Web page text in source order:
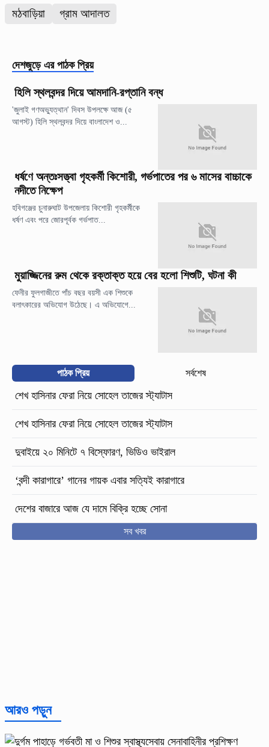
মঠবাড়িয়া গ্রাম আদালত
দেশজুড়ে এর পাঠক প্রিয়
হিলি স্থলবন্দর দিয়ে আমদানি-রপ্তানি বন্ধ
'জুলাই গণঅভ্যুত্থান' দিবস উপলক্ষে আজ (৫
আগস্ট) হিলি স্থলবন্দর দিয়ে বাংলাদেশ ও...
ধর্ষণে অন্তঃসত্ত্বা গৃহকর্মী কিশোরী, গর্ভপাতের পর ৬ মাসের বাচ্চাকে
নদীতে নিক্ষেপ
হবিগঞ্জের চুনারুঘাট উপজেলায় কিশোরী গৃহকর্মীকে
ধর্ষণ এবং পরে জোরপূর্বক গর্ভপাত...
মুয়াজ্জিনের রুম থেকে রক্তাক্ত হয়ে বের হলো শিশুটি, ঘটনা কী
ফেনীর ফুলগাজীতে পাঁচ বছর বয়সী এক শিশুকে
বলাৎকারের অভিযোগ উঠেছে। এ অভিযোগে...
পাঠক প্রিয় সর্বশেষ
শেখ হাসিনার ফেরা নিয়ে সোহেল তাজের স্ট্যাটাস
শেখ হাসিনার ফেরা নিয়ে সোহেল তাজের স্ট্যাটাস
দুবাইয়ে ২০ মিনিটে ৭ বিস্ফোরণ, ভিডিও ভাইরাল
‘বন্দী কারাগারে’ গানের গায়ক এবার সত্যিই কারাগারে
দেশের বাজারে আজ যে দামে বিক্রি হচ্ছে সোনা
সব খবর
আরও পড়ুন